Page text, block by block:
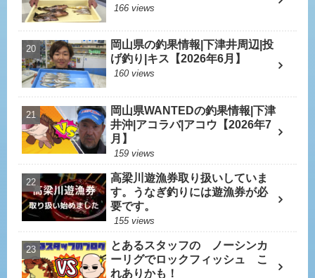
166 views
岡山県の釣果情報|下津井周辺|投
げ釣り|キス【2026年6月】
160 views
岡山県WANTEDの釣果情報|下津
井沖|アコラバ|アコウ【2026年7
月】
159 views
高梁川遊漁券取り扱いしていま
す。うなぎ釣りには遊漁券が必
要です。
155 views
とあるスタッフの ノーシンカ
ーリグでロックフィッシュ こ
れありかも！